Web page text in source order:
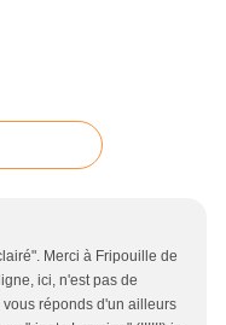
Merci à Fripouille de
ici, n'est pas de
réponds d'un ailleurs